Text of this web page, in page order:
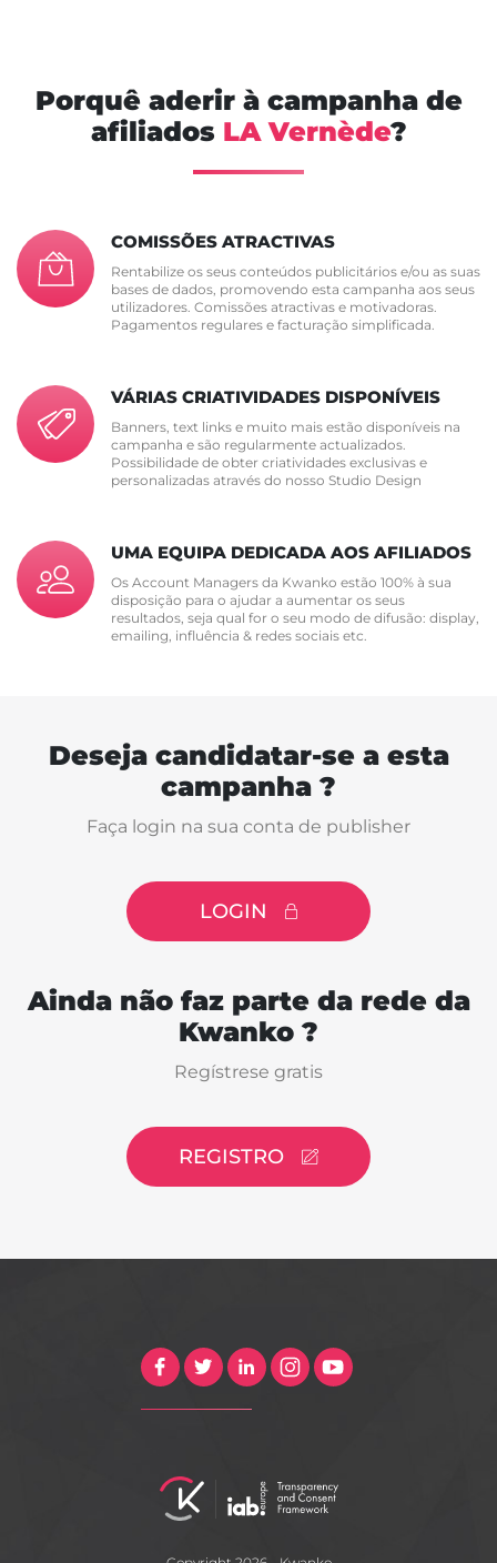
Porquê aderir à campanha de
afiliados LA Vernède?
COMISSÕES ATRACTIVAS
Rentabilize os seus conteúdos publicitários e/ou as suas
bases de dados, promovendo esta campanha aos seus
utilizadores. Comissões atractivas e motivadoras.
Pagamentos regulares e facturação simplificada.
VÁRIAS CRIATIVIDADES DISPONÍVEIS
Banners, text links e muito mais estão disponíveis na
campanha e são regularmente actualizados.
Possibilidade de obter criatividades exclusivas e
personalizadas através do nosso Studio Design
UMA EQUIPA DEDICADA AOS AFILIADOS
Os Account Managers da Kwanko estão 100% à sua
disposição para o ajudar a aumentar os seus
resultados, seja qual for o seu modo de difusão: display,
emailing, influência & redes sociais etc.
Deseja candidatar-se a esta
campanha ?
Faça login na sua conta de publisher
LOGIN
Ainda não faz parte da rede da
Kwanko ?
Regístrese gratis
REGISTRO